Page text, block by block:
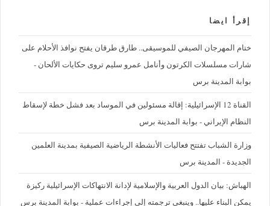
إقرأ ايضا
ختام المهرجان الصيفي للموسيقى.. طارق طرقان يفتح نوافذ الأحلام على
شارات مسلسلات الكرتون وأنامل عمرو سليم تروى حكايات الألحان -
بوابة المدينة برس
القناة 12 الإسرائيلية: إقالة مسئولين في الموساد بعد فشل خطة لإسقاط
النظام الإيراني - بوابة المدينة برس
وزارة الشباب تفتتح فعاليات الأنشطة الرياضية الصيفية بمدينة العلمين
الجديدة - المدينة برس
الهباش: بيان الدول العربية والإسلامية لإدانة الانتهاكات الإسرائيلية ركيزة
يمكن البناء عليها.. وينبغي ترجمته إلى إجراءات عملية - بوابة المدينة برس